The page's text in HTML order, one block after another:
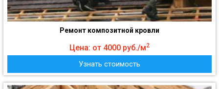
Ремонт композитной кровли
Цена: от 4000 руб./м2
Узнать стоимость